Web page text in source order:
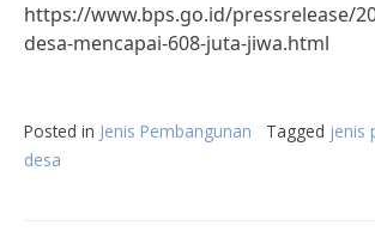
https://www.bps.go.id/pressrelease/
desa-mencapai-608-juta-jiwa.html
Posted in Jenis Pembangunan Tagged jenis
desa